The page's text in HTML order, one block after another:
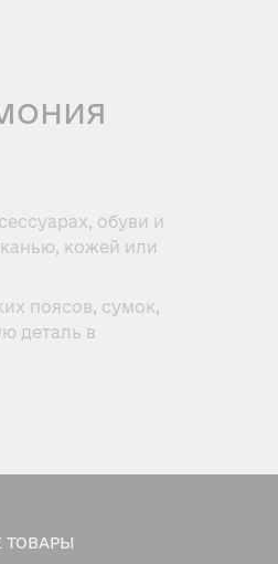
обуви и
кожей или
поясов, сумок,
деталь в
ТОВАРЫ